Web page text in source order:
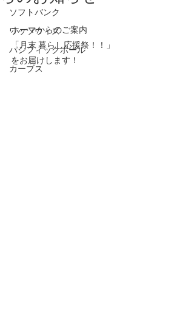
ソフトバンク
ワッツウィズ
パシフィックボール
カーブス
ホーマからのご案内
「月末 暮らし応援祭！！」
をお届けします！